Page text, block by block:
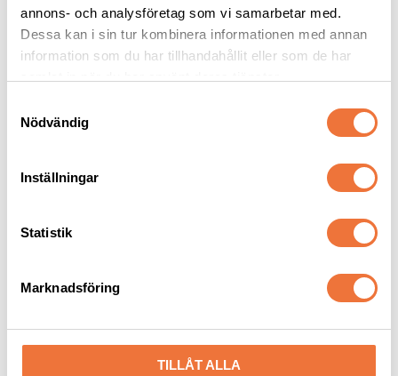
annons- och analysföretag som vi samarbetar med.
Dessa kan i sin tur kombinera informationen med annan
information som du har tillhandahållit eller som de har
Nödvändig
Inställningar
Statistik
Marknadsföring
TILLÅT ALLA
Trimmercide Blade
Care Rengöringsvätska
- burk 500 ml
Dogman bajspåsar
med knythandtag 50-
pack - Rosa